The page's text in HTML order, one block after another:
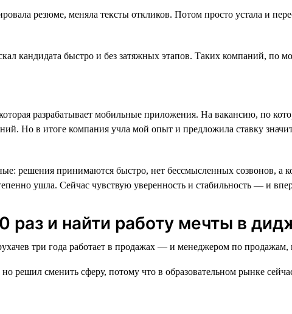
резюме, меняла тексты откликов. Потом просто устала и
кандидата быстро и без затяжных этапов. Таких компаний,
разрабатывает мобильные приложения. На вакансию, по
Но в итоге компания учла мой опыт и предложила ставку
решения принимаются быстро, нет бессмысленных созвонов, а
ушла. Сейчас чувствую уверенность и стабильность — и
раз и найти работу мечты в
решил сменить сферу, потому что в образовательном рынке